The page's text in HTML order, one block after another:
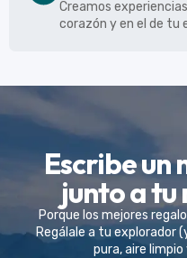
Creamos
corazón y en el de tu
Escribe un
junto a
Porque los mejores
Regálale a tu explorador
pura, aire